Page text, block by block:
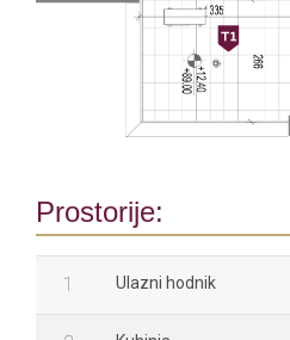
Prostorije:
1 Ulazni hodnik